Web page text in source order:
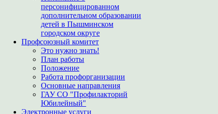
персонифицированном
дополнительном образовании
детей в Пышминском
городском округе
Профсоюзный комитет
Это нужно знать!
План работы
Положение
Работа профорганизации
Основные направления
ГАУ СО "Профилакторий
Юбилейный"
Электронные услуги